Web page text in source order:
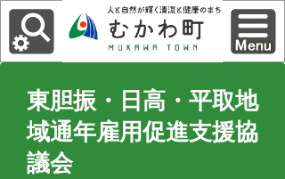
東胆振・日高・平取地
域通年雇用促進支援協
議会